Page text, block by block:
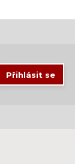
Přihlásit se